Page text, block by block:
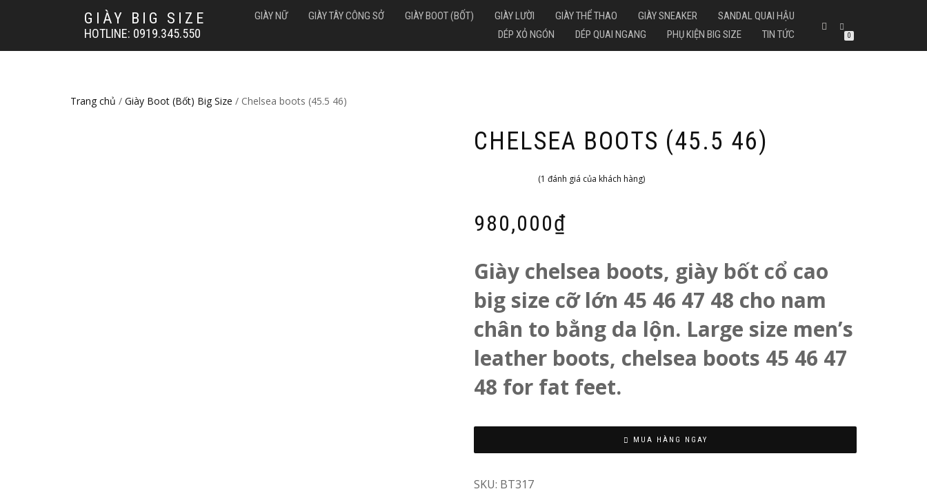
GIÀY BIG SIZE
HOTLINE: 0919.345.550
GIÀY NỮ GIÀY TÂY CÔNG SỞ GIÀY BOOT (BỐT) GIÀY LƯỜI GIÀY THỂ THAO GIÀY SNEAKER
SANDAL QUAI HẬU
DÉP XỎ NGÓN
DÉP QUAI NGANG PHỤ KIỆN BIG SIZE TIN TỨC 0
Trang chủ / Giày Boot (Bốt) Big Size / Chelsea boots (45.5 46)
CHELSEA BOOTS (45.5 46)
giá
(1 đánh giá của khách hàng)
980,000₫
Giày chelsea boots, giày bốt cổ cao
big size cỡ lớn 45 46 47 48 cho nam
chân to bằng da lộn. Large size men’s
leather boots, chelsea boots 45 46 47
48 for fat feet.
MUA HÀNG NGAY
SKU: BT317